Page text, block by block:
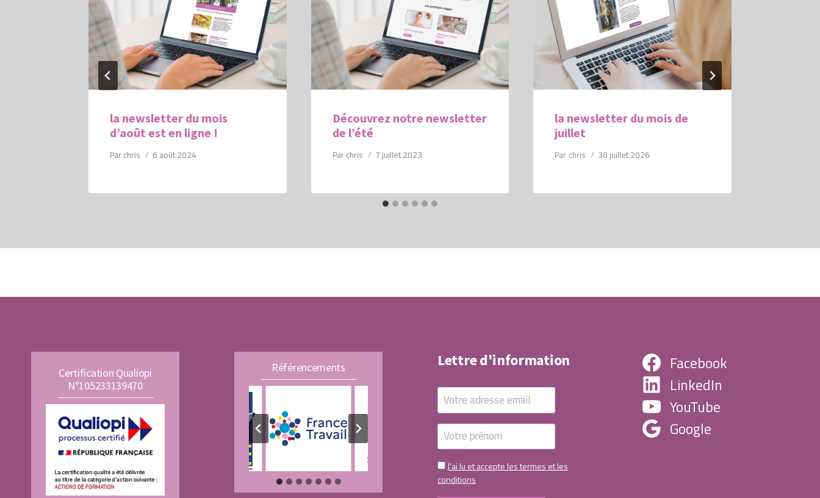
la newsletter du mois
d’août est en ligne !
Par chris 6 août 2024
Découvrez notre newsletter
de l’été
Par chris 7 juillet 2023
la newsletter du mois de
juillet
Par chris 30 juillet 2026
Certification Qualiopi
N°105233139470
Référencements Lettre d'information
J'ai lu et accepte les termes et les
conditions
Facebook
LinkedIn
YouTube
Google